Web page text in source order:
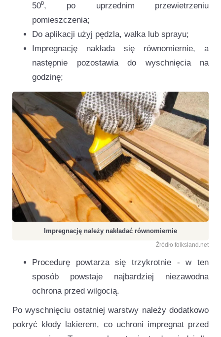
50⁰, po uprzednim przewietrzeniu
pomieszczenia;
Do aplikacji użyj pędzla, wałka lub sprayu;
Impregnację nakłada się równomiernie, a
następnie pozostawia do wyschnięcia na
godzinę;
Impregnację należy nakładać równomiernie
Źródło folksland.net
Procedurę powtarza się trzykrotnie - w ten
sposób powstaje najbardziej niezawodna
ochrona przed wilgocią.
Po wyschnięciu ostatniej warstwy należy dodatkowo
pokryć kłody lakierem, co uchroni impregnat przed